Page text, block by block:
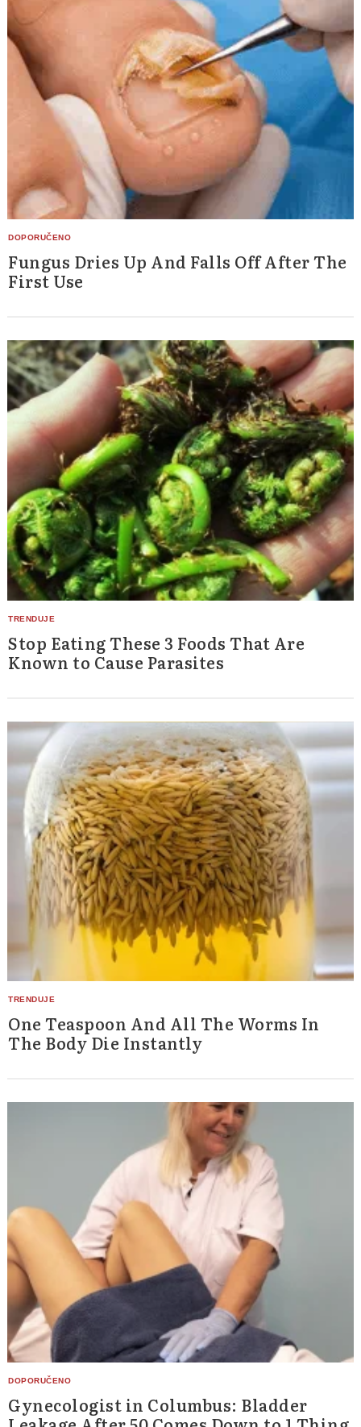
Fungus Dries Up And Falls Off After The
First Use
Stop Eating These 3 Foods That Are
Known to Cause Parasites
One Teaspoon And All The Worms In
The Body Die Instantly
Gynecologist in Columbus: Bladder